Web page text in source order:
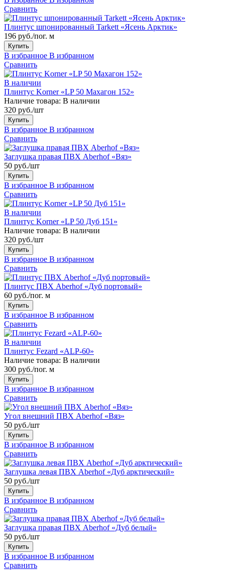
Сравнить
Плинтус шпонированный Tarkett «Ясень Арктик»
196 руб./пог. м
Купить
В избранное В избранном
Сравнить
В наличии
Плинтус Korner «LP 50 Махагон 152»
Наличие товара: В наличии
320 руб./шт
Купить
В избранное В избранном
Сравнить
Заглушка правая ПВХ Aberhof «Вяз»
50 руб./шт
Купить
В избранное В избранном
Сравнить
В наличии
Плинтус Korner «LP 50 Дуб 151»
Наличие товара: В наличии
320 руб./шт
Купить
В избранное В избранном
Сравнить
Плинтус ПВХ Aberhof «Дуб портовый»
60 руб./пог. м
Купить
В избранное В избранном
Сравнить
В наличии
Плинтус Fezard «ALP-60»
Наличие товара: В наличии
300 руб./пог. м
Купить
В избранное В избранном
Сравнить
Угол внешний ПВХ Aberhof «Вяз»
50 руб./шт
Купить
В избранное В избранном
Сравнить
Заглушка левая ПВХ Aberhof «Дуб арктический»
50 руб./шт
Купить
В избранное В избранном
Сравнить
Заглушка правая ПВХ Aberhof «Дуб белый»
50 руб./шт
Купить
В избранное В избранном
Сравнить